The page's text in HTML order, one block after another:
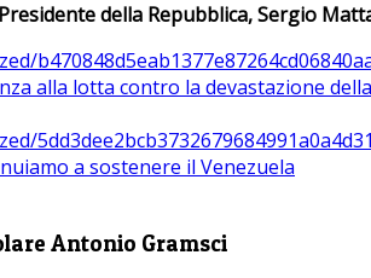
della Repubblica, Sergio
alla lotta contro la devastazione
a sostenere il Venezuela
Antonio Gramsci